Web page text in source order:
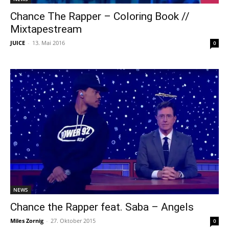
Chance The Rapper – Coloring Book //
Mixtapestream
JUICE - 13. Mai 2016 0
NEWS
Chance the Rapper feat. Saba – Angels
Miles Zornig - 27. Oktober 2015 0